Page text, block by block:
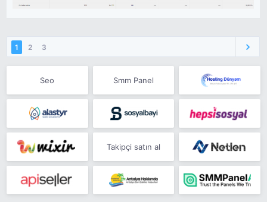
1 2 3
Seo Smm Panel
Takipçi satın al